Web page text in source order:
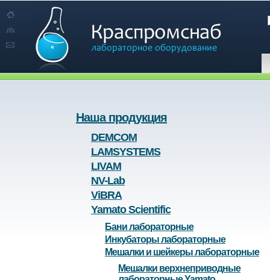
Наша продукция
DEMCOM
LAMSYSTEMS
LIVAM
NV-Lab
ViBRA
Yamato Scientific
Бани лабораторные
Инкубаторы лабораторные
Мешалки и шейкеры лабораторные
Мешалки верхнеприводные